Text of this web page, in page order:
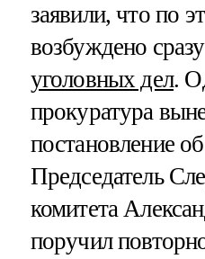
заявили, что по
возбуждено
уголовных дел.
прокуратура
постановление
Председатель
комитета
поручил